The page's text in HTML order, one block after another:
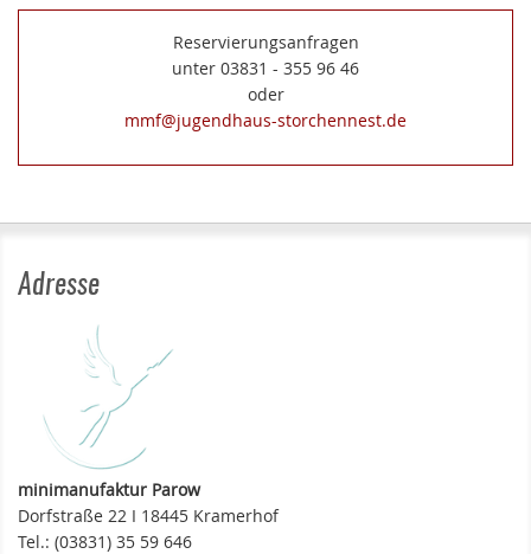
Reservierungsanfragen
unter 03831 - 355 96 46
oder
mmf@jugendhaus-storchennest.de
Adresse
minimanufaktur Parow
Dorfstraße 22 I 18445 Kramerhof
Tel.: (03831) 35 59 646